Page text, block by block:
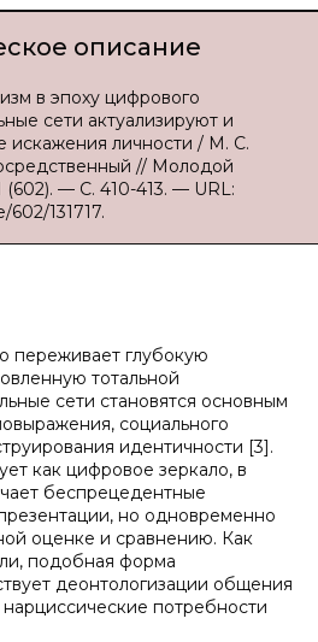
описание
в эпоху цифрового
сети актуализируют и
искажения личности / М. С.
// Молодой
— С. 410-413. — URL:
131717.
переживает глубокую
тотальной
сети становятся основным
социального
идентичности [3].
как цифровое зеркало, в
беспрецедентные
но одновременно
оценке и сравнению. Как
подобная форма
деонтологизации общения
потребности